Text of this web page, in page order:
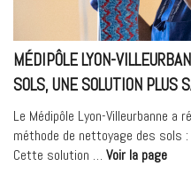
MÉDIPÔLE LYON-
SOLS, UNE SOLUTION PLUS
Le Médipôle Lyon-Villeurbanne a
méthode de nettoyage des sols
Cette solution … Voir la page«